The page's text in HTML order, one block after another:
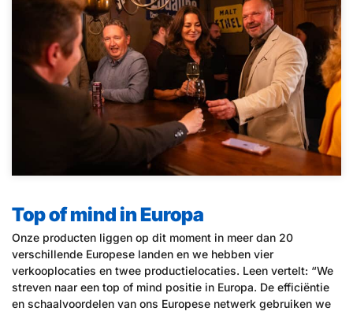
Top of mind in Europa
Onze producten liggen op dit moment in meer dan 20
verschillende Europese landen en we hebben vier
verkooplocaties en twee productielocaties. Leen vertelt: “We
streven naar een top of mind positie in Europa. De efficiëntie
en schaalvoordelen van ons Europese netwerk gebruiken we